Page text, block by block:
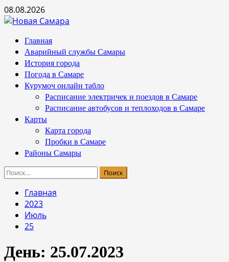
Перейти
к
08.08.2026
Основное
меню
Главная
Аварийный службы Самары
История города
Погода в Самаре
Курумоч онлайн табло
Расписание электричек и поездов в Самаре
Расписание автобусов и теплоходов в Самаре
Карты
Карта города
Пробки в Самаре
Районы Самары
Найти:
Главная
2023
Июль
25
День: 25.07.2023